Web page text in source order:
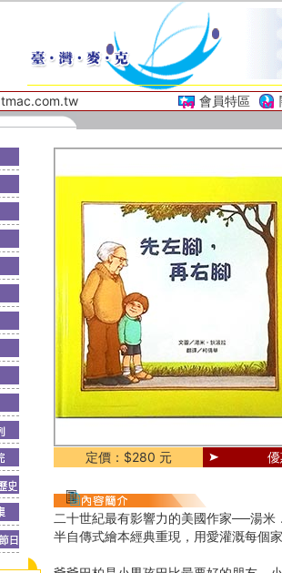
會員特區
定價：$280 元
二十世紀最有影響力的美國作家──湯米
半自傳式繪本經典重現，用愛灌溉每個